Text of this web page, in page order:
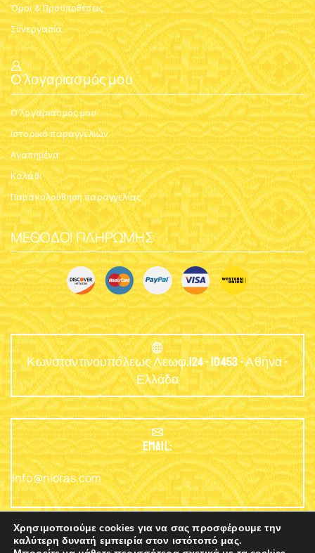
Όροι & Προϋποθέσεις
Συνεργασία
Ο λογαριασμός μου
Ο λογαριασμός μου
Ιστορικό παραγγελιών
Αγαπημένα
Καλάθι
Παρακολούθηση παραγγελίας
ΜΈΘΟΔΟΙ ΠΛΗΡΩΜΉΣ
Κωνσταντινουπόλεως Λεωφ.124 - 10453 - Αθήνα -
Ελλάδα
EMAIL:
info@nioras.com
Χρησιμοποιούμε cookies για να σας προσφέρουμε την
καλύτερη δυνατή εμπειρία στον ιστότοπό μας.